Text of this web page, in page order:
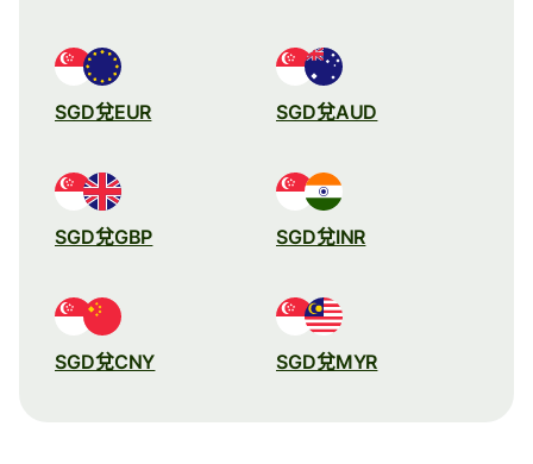
SGD兌EUR SGD兌AUD
SGD兌GBP SGD兌INR
SGD兌CNY SGD兌MYR